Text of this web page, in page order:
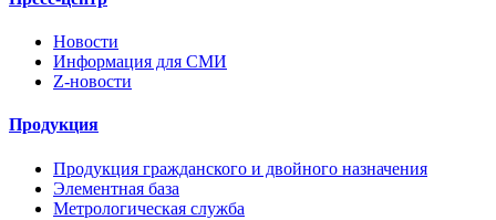
Новости
Информация для СМИ
Z-новости
Продукция
Продукция гражданского и двойного назначения
Элементная база
Метрологическая служба